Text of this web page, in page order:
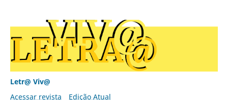
Letr@ Viv@
Acessar revista
Edição Atual